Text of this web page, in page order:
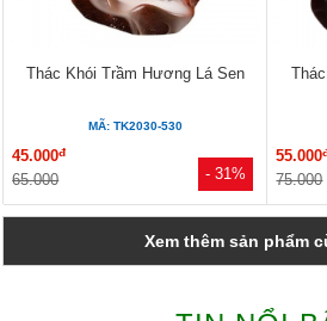
- 31%
Thác Khói Trầm Hương Lá Sen
MÃ: TK2030-530
45.000đ
65.000
55.000
75.000
Xem thêm sản phẩm